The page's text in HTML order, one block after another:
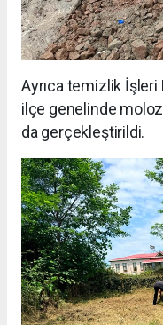
Ayrıca temizlik
ilçe genelinde
da gerçekleştirildi.